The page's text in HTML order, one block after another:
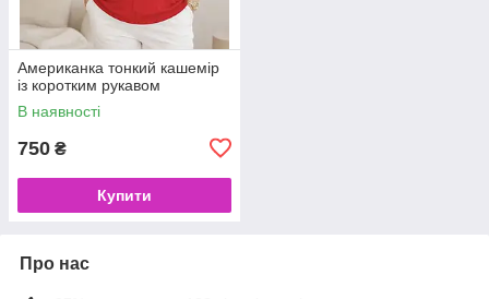
Американка тонкий кашемір
із коротким рукавом
В наявності
750 ₴
Купити
Про нас